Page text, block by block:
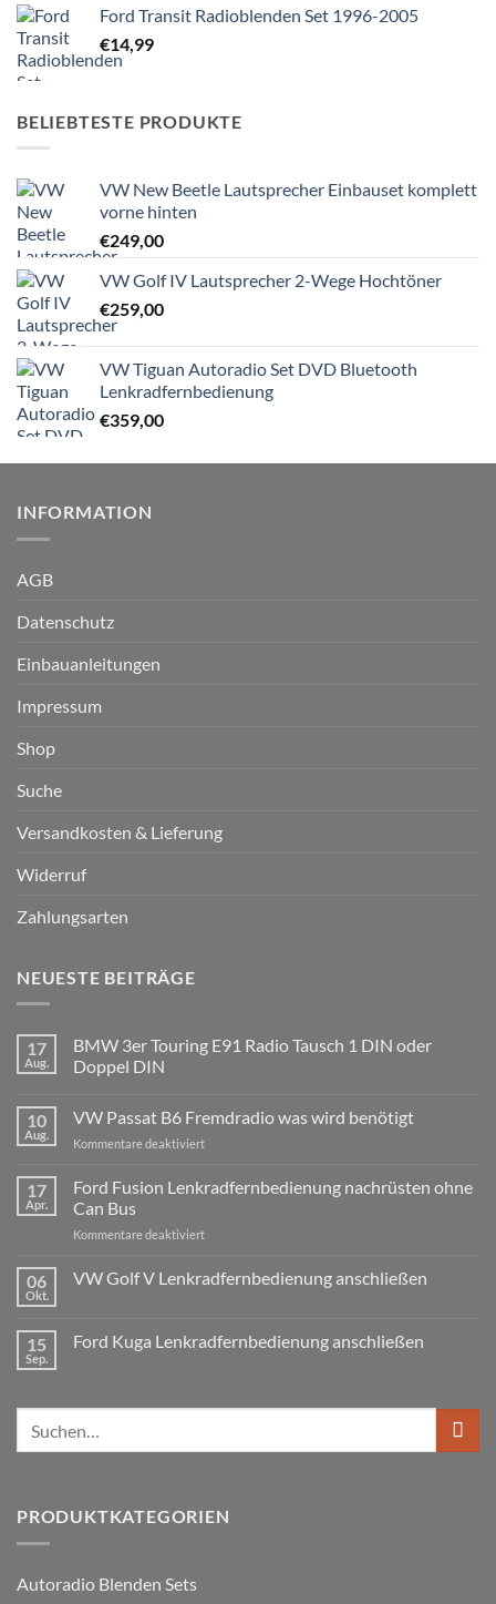
Ford Transit Radioblenden Set 1996-2005
€14,99
BELIEBTESTE PRODUKTE
VW New Beetle Lautsprecher Einbauset komplett
vorne hinten
€249,00
VW Golf IV Lautsprecher 2-Wege Hochtöner
€259,00
VW Tiguan Autoradio Set DVD Bluetooth
Lenkradfernbedienung
€359,00
INFORMATION
AGB
Datenschutz
Einbauanleitungen
Impressum
Shop
Suche
Versandkosten & Lieferung
Widerruf
Zahlungsarten
NEUESTE BEITRÄGE
17
Aug.
BMW 3er Touring E91 Radio Tausch 1 DIN oder
Doppel DIN
zu
3er
Radio
Tausch
1
DIN
DIN
10
Aug.
VW Passat B6 Fremdradio was wird benötigt
Kommentare deaktiviertfür
Passat
was
benötigt
17
Apr.
Ford Fusion Lenkradfernbedienung nachrüsten ohne
Can Bus
Kommentare deaktiviertfür
Fusion
Lenkradfernbedienung
Can
06
Okt.
VW Golf V Lenkradfernbedienung anschließen
VW
15
Sep.
Ford Kuga Lenkradfernbedienung anschließen
Ford
Lenkradfernbedienung
anschließen
PRODUKTKATEGORIEN
Autoradio Blenden Sets